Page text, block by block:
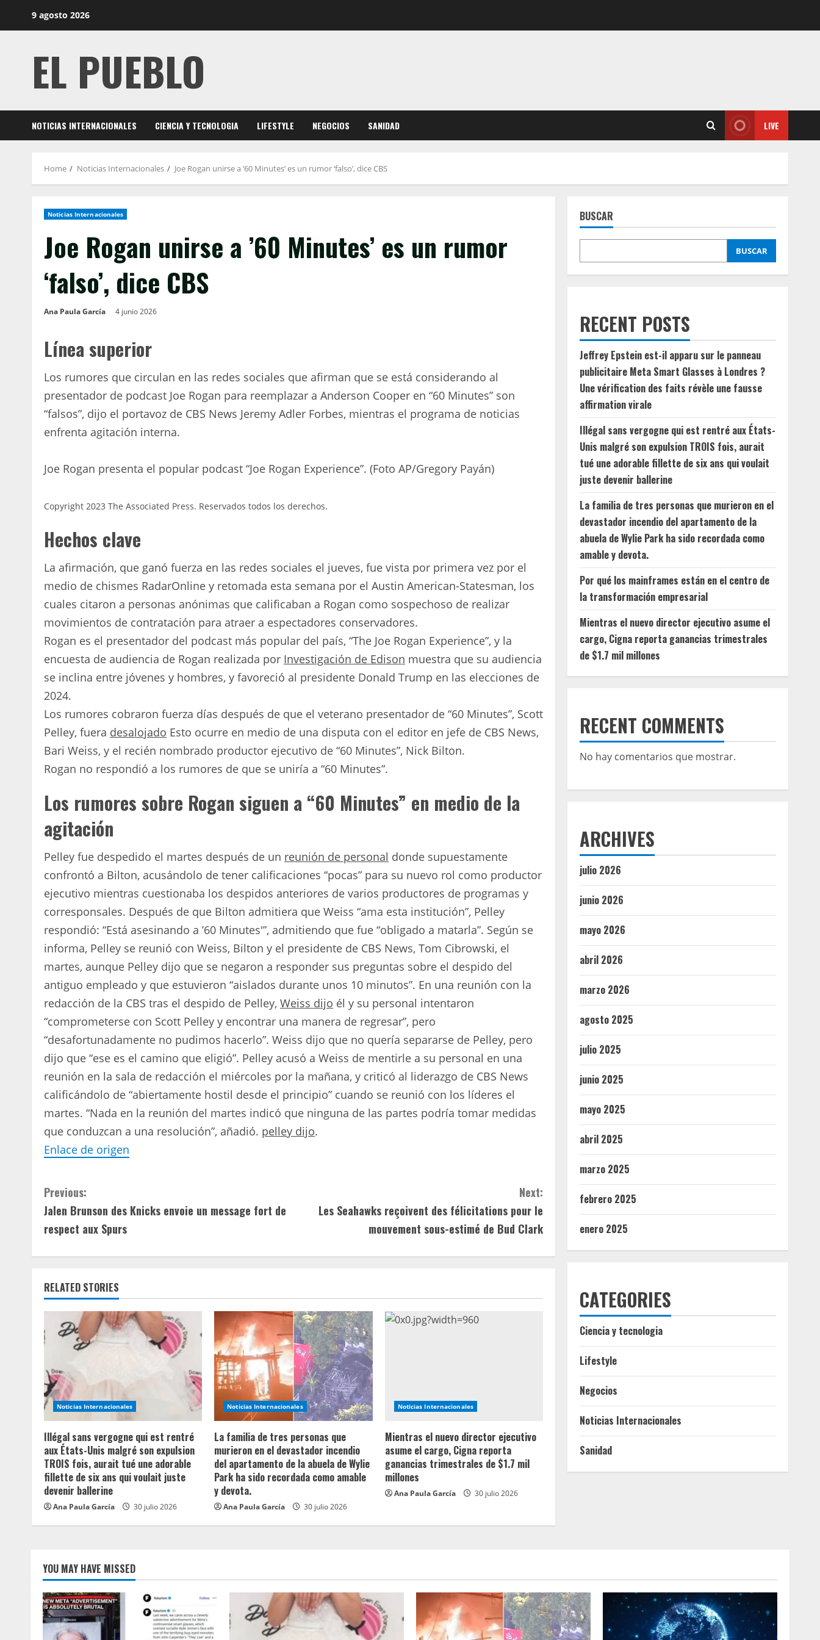
9 agosto 2026
EL PUEBLO
NOTICIAS INTERNACIONALES CIENCIA Y TECNOLOGIA LIFESTYLE NEGOCIOS SANIDAD LIVE
Home Noticias Internacionales Joe Rogan unirse a ’60 Minutes’ es un rumor ‘falso’, dice CBS
Noticias Internacionales
Joe Rogan unirse a ’60 Minutes’ es un rumor
‘falso’, dice CBS
Ana Paula García 4 junio 2026
Línea superior
Los rumores que circulan en las redes sociales que afirman que se está considerando al
presentador de podcast Joe Rogan para reemplazar a Anderson Cooper en “60 Minutes” son
“falsos”, dijo el portavoz de CBS News Jeremy Adler Forbes, mientras el programa de noticias
enfrenta agitación interna.
Joe Rogan presenta el popular podcast “Joe Rogan Experience”. (Foto AP/Gregory Payán)
Copyright 2023 The Associated Press. Reservados todos los derechos.
Hechos clave
La afirmación, que ganó fuerza en las redes sociales el jueves, fue vista por primera vez por el
medio de chismes RadarOnline y retomada esta semana por el Austin American-Statesman, los
cuales citaron a personas anónimas que calificaban a Rogan como sospechoso de realizar
movimientos de contratación para atraer a espectadores conservadores.
Rogan es el presentador del podcast más popular del país, “The Joe Rogan Experience”, y la
encuesta de audiencia de Rogan realizada por Investigación de Edison muestra que su audiencia
se inclina entre jóvenes y hombres, y favoreció al presidente Donald Trump en las elecciones de
2024.
Los rumores cobraron fuerza días después de que el veterano presentador de “60 Minutes”, Scott
Pelley, fuera desalojado Esto ocurre en medio de una disputa con el editor en jefe de CBS News,
Bari Weiss, y el recién nombrado productor ejecutivo de “60 Minutes”, Nick Bilton.
Rogan no respondió a los rumores de que se uniría a “60 Minutes”.
Los rumores sobre Rogan siguen a “60 Minutes” en medio de la
agitación
Pelley fue despedido el martes después de un reunión de personal donde supuestamente
confrontó a Bilton, acusándolo de tener calificaciones “pocas” para su nuevo rol como productor
ejecutivo mientras cuestionaba los despidos anteriores de varios productores de programas y
corresponsales. Después de que Bilton admitiera que Weiss “ama esta institución”, Pelley
respondió: “Está asesinando a ’60 Minutes'”, admitiendo que fue “obligado a matarla”. Según se
informa, Pelley se reunió con Weiss, Bilton y el presidente de CBS News, Tom Cibrowski, el
martes, aunque Pelley dijo que se negaron a responder sus preguntas sobre el despido del
antiguo empleado y que estuvieron “aislados durante unos 10 minutos”. En una reunión con la
redacción de la CBS tras el despido de Pelley, Weiss dijo él y su personal intentaron
“comprometerse con Scott Pelley y encontrar una manera de regresar”, pero
“desafortunadamente no pudimos hacerlo”. Weiss dijo que no quería separarse de Pelley, pero
dijo que “ese es el camino que eligió”. Pelley acusó a Weiss de mentirle a su personal en una
reunión en la sala de redacción el miércoles por la mañana, y criticó al liderazgo de CBS News
calificándolo de “abiertamente hostil desde el principio” cuando se reunió con los líderes el
martes. “Nada en la reunión del martes indicó que ninguna de las partes podría tomar medidas
que conduzcan a una resolución”, añadió. pelley dijo.
Enlace de origen
C
o
i
n
u
e
R
e
a
d
i
n
Previous:
Jalen Brunson des Knicks envoie un message fort de
respect aux Spurs
Next:
Les Seahawks reçoivent des félicitations pour le
mouvement sous-estimé de Bud Clark
RELATED STORIES
Noticias Internacionales
Illégal sans vergogne qui est rentré
aux États-Unis malgré son expulsion
TROIS fois, aurait tué une adorable
fillette de six ans qui voulait juste
devenir ballerine
Ana Paula García 30 julio 2026
Noticias Internacionales
La familia de tres personas que
murieron en el devastador incendio
del apartamento de la abuela de Wylie
Park ha sido recordada como amable
y devota.
Ana Paula García 30 julio 2026
Noticias Internacionales
Mientras el nuevo director ejecutivo
asume el cargo, Cigna reporta
ganancias trimestrales de $1.7 mil
millones
Ana Paula García 30 julio 2026
BUSCAR
BUSCAR
RECENT POSTS
Jeffrey Epstein est-il apparu sur le panneau
publicitaire Meta Smart Glasses à Londres ?
Une vérification des faits révèle une fausse
affirmation virale
Illégal sans vergogne qui est rentré aux États-
Unis malgré son expulsion TROIS fois, aurait
tué une adorable fillette de six ans qui voulait
juste devenir ballerine
La familia de tres personas que murieron en el
devastador incendio del apartamento de la
abuela de Wylie Park ha sido recordada como
amable y devota.
Por qué los mainframes están en el centro de
la transformación empresarial
Mientras el nuevo director ejecutivo asume el
cargo, Cigna reporta ganancias trimestrales
de $1.7 mil millones
RECENT COMMENTS
No hay comentarios que mostrar.
ARCHIVES
julio 2026
junio 2026
mayo 2026
abril 2026
marzo 2026
agosto 2025
julio 2025
junio 2025
mayo 2025
abril 2025
marzo 2025
febrero 2025
enero 2025
CATEGORIES
Ciencia y tecnologia
Lifestyle
Negocios
Noticias Internacionales
Sanidad
YOU MAY HAVE MISSED